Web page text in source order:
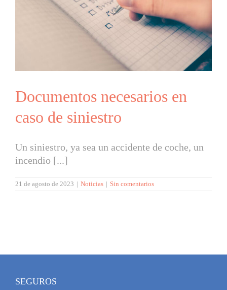
Documentos necesarios en
caso de siniestro
Un siniestro, ya sea un accidente de coche, un
incendio [...]
21 de agosto de 2023 | Noticias | Sin comentarios
SEGUROS